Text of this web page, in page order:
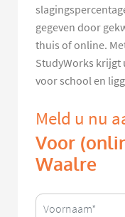
gegeven door
thuis of online.
StudyWorks krijgt
voor school en
Meld u nu
Voor
Waalre